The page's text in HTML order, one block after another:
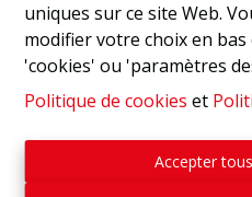
uniques sur ce site Web.
modifier votre choix en
'cookies' ou 'paramètres
Politique de cookies et
Accepter